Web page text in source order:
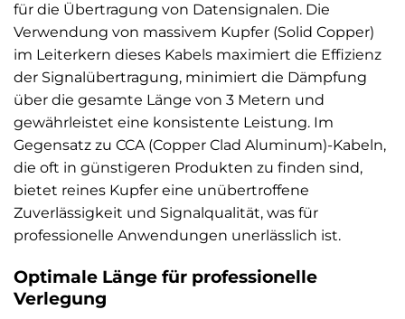
für die Übertragung von Datensignalen. Die
Verwendung von massivem Kupfer (Solid Copper)
im Leiterkern dieses Kabels maximiert die Effizienz
der Signalübertragung, minimiert die Dämpfung
über die gesamte Länge von 3 Metern und
gewährleistet eine konsistente Leistung. Im
Gegensatz zu CCA (Copper Clad Aluminum)-Kabeln,
die oft in günstigeren Produkten zu finden sind,
bietet reines Kupfer eine unübertroffene
Zuverlässigkeit und Signalqualität, was für
professionelle Anwendungen unerlässlich ist.
Optimale Länge für professionelle
Verlegung